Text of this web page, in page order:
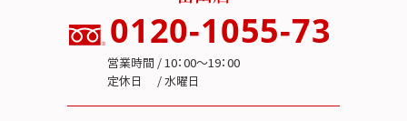
0120-1055-73
営業時間 / 10：00～19：00
定休日 / 水曜日